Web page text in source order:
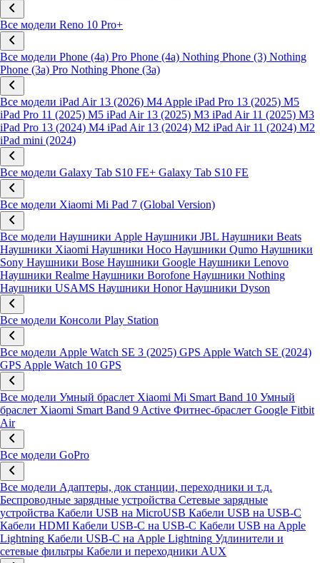
Все модели Reno 10 Pro+
Все модели Phone (4a) Pro Phone (4a) Nothing Phone (3) Nothing
Phone (3a) Pro Nothing Phone (3a)
Все модели iPad Air 13 (2026) M4Apple iPad Pro 13 (2025) M5
iPad Pro 11 (2025) M5 iPad Air 13 (2025) M3 iPad Air 11 (2025) M3
iPad Pro 13 (2024) M4 iPad Air 13 (2024) M2 iPad Air 11 (2024) M2
iPad mini (2024)
Все модели Galaxy Tab S10 FE+ Galaxy Tab S10 FE
Все модели Xiaomi Mi Pad 7 (Global Version)
Все модели Наушники Apple Наушники JBL Наушники Beats
Наушники Xiaomi Наушники Hoco Наушники Qumo Наушники
Sony Наушники Bose Наушники Google Наушники Lenovo
Наушники Realme Наушники Borofone Наушники Nothing
Наушники USAMS Наушники Honor Наушники Dyson
Все модели Консоли Play Station
Все модели Apple Watch SE 3 (2025) GPS Apple Watch SE (2024)
GPS Apple Watch 10 GPS
Все модели Умный браслет Xiaomi Mi Smart Band 10 Умный
браслет Xiaomi Smart Band 9 Active Фитнес-браслет Google Fitbit
Air
Все модели GoPro
Все модели Адаптеры, док станции, переходники и т.д.
Беспроводные зарядные устройства Сетевые зарядные
устройства Кабели USB на MicroUSB Кабели USB на USB-C
Кабели HDMI Кабели USB-C на USB-C Кабели USB на Apple
Lightning Кабели USB-C на Apple Lightning Удлинители и
сетевые фильтры Кабели и переходники AUX